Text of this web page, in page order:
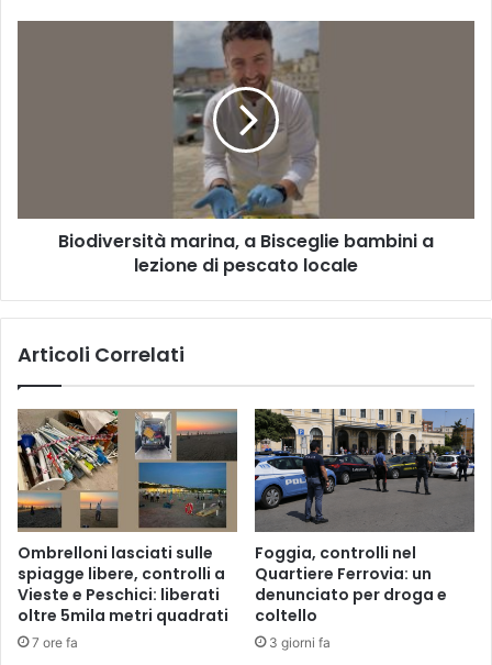
pescato
Biodiversità marina, a Bisceglie bambini a
lezione di pescato locale
Articoli Correlati
Ombrelloni lasciati sulle
spiagge libere, controlli a
Vieste e Peschici: liberati
oltre 5mila metri quadrati
7 ore fa
Foggia, controlli nel
Quartiere Ferrovia: un
denunciato per droga e
coltello
3 giorni fa